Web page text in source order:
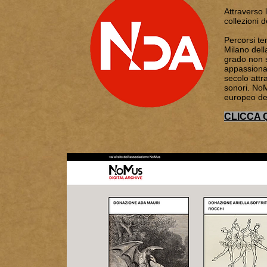
Attraverso
collezioni
Percorsi
Milano
grado non
secolo
sonori.
europeo
CLICCA